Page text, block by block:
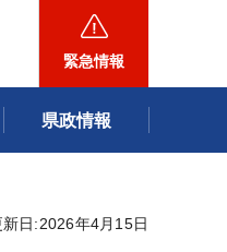
緊急情報
県政情報
新日:2026年4月15日